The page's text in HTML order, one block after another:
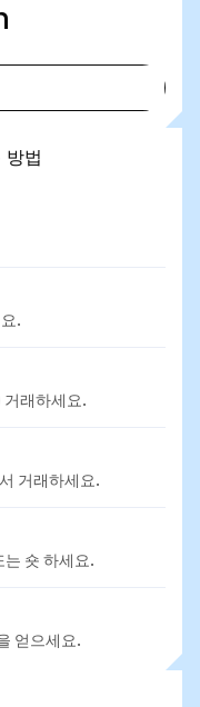
법
.
거래하세요.
거래하세요.
는 숏 하세요.
얻으세요.